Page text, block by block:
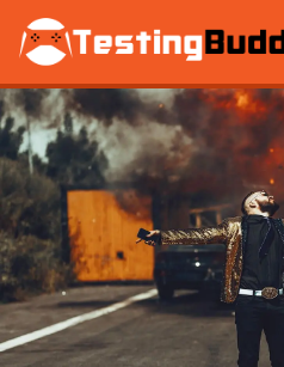
Zum Hauptinhalt springen